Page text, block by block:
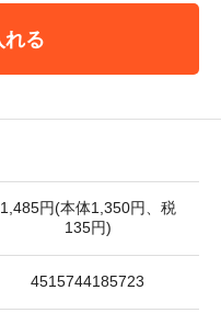
れる
1,485円(本体1,350円、税
135円)
4515744185723